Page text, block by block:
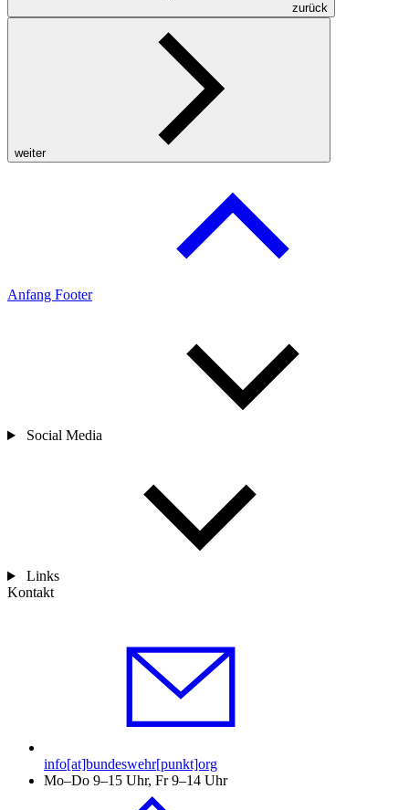
zurück
weiter
Anfang Footer
Social Media
Links
Kontakt
info[at]bundeswehr[punkt]org
Mo–Do 9–15 Uhr, Fr 9–14 Uhr